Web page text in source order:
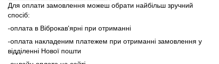
Для оплати замовлення можеш обрати найбільш зручний
спосіб:
-оплата в Віброкав'ярні при отриманні
-оплата накладеним платежем при отриманні замовлення у
відділенні Нової пошти